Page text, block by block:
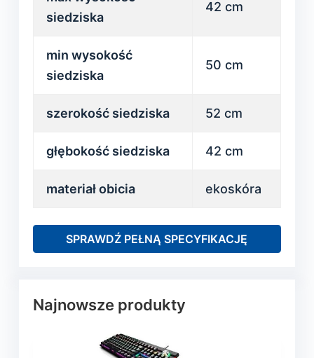
siedziska
42 cm
min wysokość
siedziska
50 cm
szerokość siedziska 52 cm
głębokość siedziska 42 cm
materiał obicia ekoskóra
SPRAWDŹ PEŁNĄ SPECYFIKACJĘ
Najnowsze produkty